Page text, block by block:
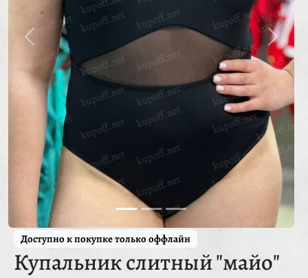
Доступно к покупке только оффлайн
Купальник слитный "майо"